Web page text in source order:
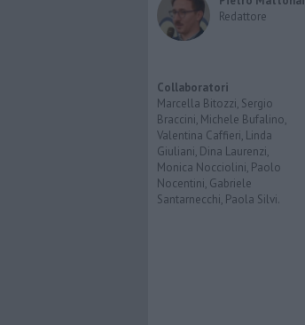
Redattore
Collaboratori
Marcella Bitozzi, Sergio
Braccini, Michele Bufalino,
Valentina Caffieri, Linda
Giuliani, Dina Laurenzi,
Monica Nocciolini, Paolo
Nocentini, Gabriele
Santarnecchi, Paola Silvi.